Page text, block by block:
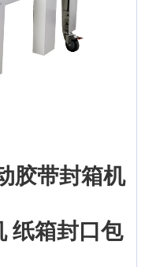
胶带封箱机
纸箱封口包